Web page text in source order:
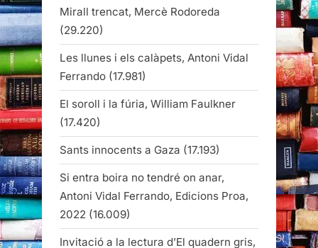
Mirall trencat, Mercè Rodoreda
(29.220)
Les llunes i els calàpets, Antoni Vidal
Ferrando (17.981)
El soroll i la fúria, William Faulkner
(17.420)
Sants innocents a Gaza (17.193)
Si entra boira no tendré on anar,
Antoni Vidal Ferrando, Edicions Proa,
2022 (16.009)
Invitació a la lectura d’El quadern gris,